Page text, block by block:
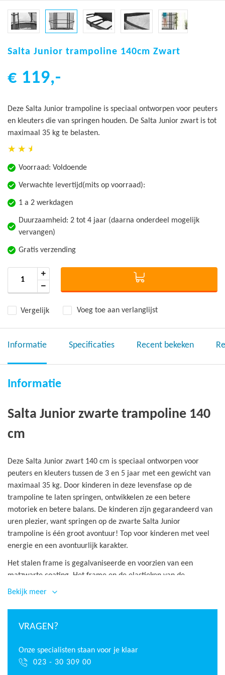
naar
begin
afbeeldingen-
gallerij
Salta Junior trampoline 140cm Zwart
€ 119,-
Deze Salta Junior trampoline is speciaal ontworpen voor peuters
en kleuters die van springen houden. De Salta Junior zwart is tot
maximaal 35 kg te belasten.
Voorraad: Voldoende
Verwachte levertijd(mits op voorraad):
1 a 2 werkdagen
Duurzaamheid: 2 tot 4 jaar (daarna onderdeel mogelijk
vervangen)
Gratis verzending
Vergelijk Voeg toe aan verlanglijst
Informatie Specificaties Recent bekeken
Informatie
Salta Junior zwarte trampoline 140
cm
Deze Salta Junior zwart 140 cm is speciaal ontworpen voor
peuters en kleuters tussen de 3 en 5 jaar met een gewicht van
maximaal 35 kg. Door kinderen in deze levensfase op de
trampoline te laten springen, ontwikkelen ze een betere
motoriek en betere balans. De kinderen zijn gegarandeerd van
uren plezier, want springen op de zwarte Salta Junior
trampoline is één groot avontuur! Top voor kinderen met veel
energie en een avontuurlijk karakter.
Het stalen frame is gegalvaniseerde en voorzien van een
matzwarte coating. Het frame en de elastieken van de
trampoline zijn afgedekt met een veilige beschermrand. Deze
kleine kinderen. Door de veiligheidsrand kunnen handen of
voeten niet tussen de elastieken verstrikt raken.
kleine springmat. De vering van de trampoline is zodanig
afgesteld dat deze optimaal en comfortabel springt voor deze
Bekijk meer
VRAGEN?
Onze specialisten staan voor je klaar
023 - 30 309 00